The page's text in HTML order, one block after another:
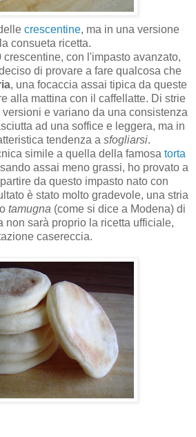
crescentine, ma in una versione
consueta ricetta.
crescentine, con l'impasto avanzato,
di provare a fare qualcosa che
, una focaccia assai tipica da queste
alla mattina con il caffellatte. Di strie
e variano da una consistenza
ad una soffice e leggera, ma in
tendenza a sfogliarsi.
simile a quella della famosa torta
assai meno grassi, ho provato a
da questo impasto nato con
è stato molto gradevole, una stria
tamugna (come si dice a Modena) di
non sarà proprio la ricetta ufficiale,
casereccia.